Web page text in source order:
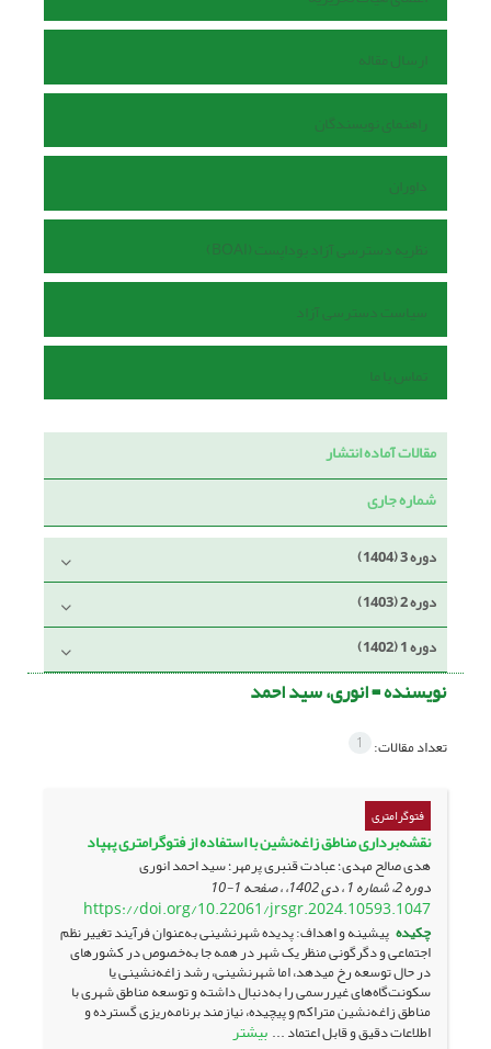
ارسال مقاله
راهنمای نویسندگان
داوران
نظریه دسترسی آزاد بوداپست (BOAI)
سیاست دسترسی آزاد
تماس با ما
مقالات آماده انتشار
شماره جاری
دوره 3 (1404)
دوره 2 (1403)
دوره 1 (1402)
نویسنده =انوری، سید احمد
تعداد مقالات: 1
فتوگرامتری
نقشه‌برداری مناطق زاغه‌نشین با استفاده از فتوگرامتری پهپاد
هدی صالح مهدی؛ عبادت قنبری پرمهر؛ سید احمد انوری
دوره 2، شماره 1 ، دی 1402، ، صفحه 1-10
https://doi.org/10.22061/jrsgr.2024.10593.1047
چکیده پیشینه و اهداف: پدیده شهرنشینی به‌عنوان فرآیند تغییر نظم
اجتماعی و دگرگونی منظر یک شهر در همه جا به‌خصوص در کشورهای
در حال توسعه رخ می­دهد، اما شهرنشینی، رشد زاغه‌نشینی یا
سکونت‌گاه‌های غیررسمی را به‌دنبال داشته و توسعه مناطق شهری با
مناطق زاغه‌نشین متراکم و پیچیده، نیازمند برنامه‌ریزی گسترده و
اطلاعات دقیق و قابل اعتماد ... بیشتر